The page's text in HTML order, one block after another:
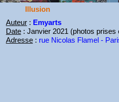
Illusion
Auteur: Emyarts
Date: Janvier 2021 (photos prises
Adresse: rue Nicolas Flamel -